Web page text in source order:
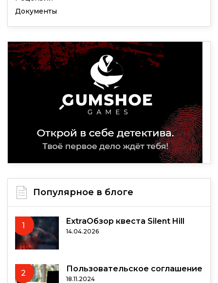
Документы
Популярное в блоге
1 ExtraОбзор квеста Silent Hill
14.04.2026
2 Пользовательское соглашение
18.11.2024